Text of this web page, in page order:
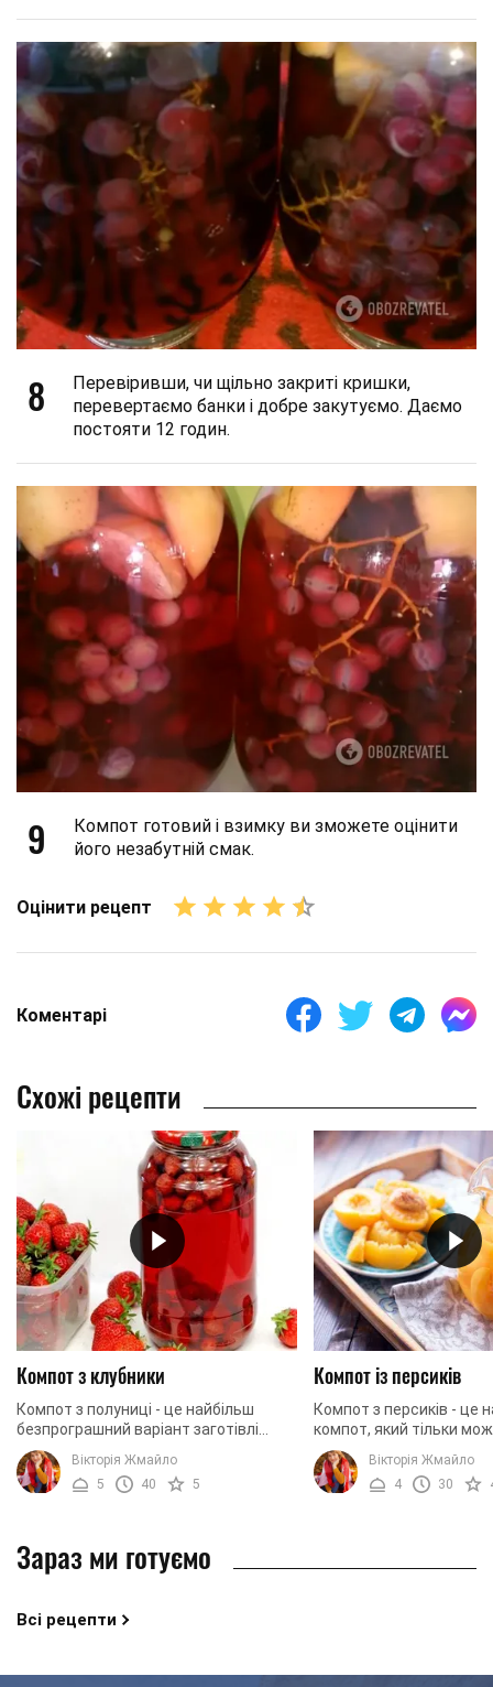
8
Перевіривши, чи щільно закриті кришки,
перевертаємо банки і добре закутуємо. Даємо
постояти 12 годин.
9
Компот готовий і взимку ви зможете оцінити
його незабутній смак.
Оцінити рецепт
Коментарі
Схожі рецепти
Компот з клубники
Компот з полуниці - це найбільш
безпрограшний варіант заготівлі
полуниці на зиму. Такі компоти
люблять і діти, і дорослі.
Найголовніше, що в таких ...
Вікторія Жмайло
5
40 5
Компот із персиків
Компот з персиків - це
компот, який тільки
заготовити на зиму.
приготуєте компот за
рецептом, ви не просто
Вікторія Жмайло
4
30
Зараз ми готуємо
Всі рецепти